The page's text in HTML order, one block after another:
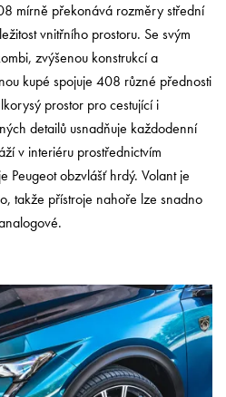
mírně překonává rozměry střední
vnitřního prostoru. Se svým
zvýšenou konstrukcí a
kupé spojuje 408 různé přednosti
prostor pro cestující i
detailů usnadňuje každodenní
v interiéru prostřednictvím
Peugeot obzvlášť hrdý. Volant je
takže přístroje nahoře lze snadno